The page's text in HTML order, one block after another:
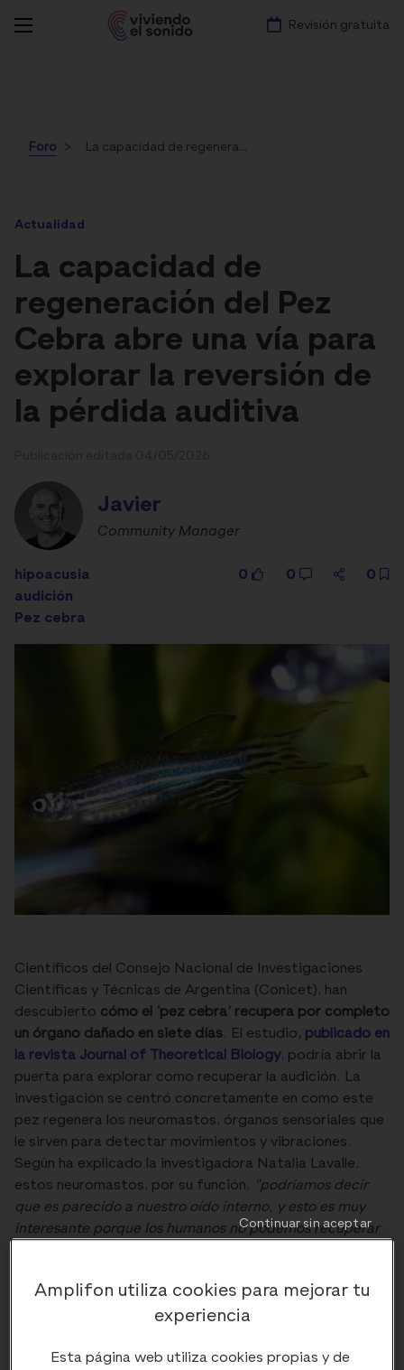
Revisión gratuita
Foro La capacidad de regeneración del Pez Cebra abre una vía para explorar la reversión de la pérdida auditiva
Actualidad
La capacidad de
regeneración del Pez
Cebra abre una vía para
explorar la reversión de
la pérdida auditiva
Javier
Community Manager
hipoacusia
audición
Pez cebra
0 0 0
Científicos del Consejo Nacional de Investigaciones
Científicas y Técnicas de Argentina (Conicet), han
descubierto cómo el ‘pez cebra’ recupera por completo
un órgano dañado en siete días. El estudio, publicado en
la revista Journal of Theoretical Biology, podría abrir la
puerta para explorar como recuperar la audición. La
investigación se centró concretamente en como este
pez regenera los neuromastos, órganos sensoriales que
le sirven para detectar movimientos y vibraciones.
Según ha explicado la investigadora Natalia Lavalle,
estos neuromastos, por su función, "podríamos decir
que es parecido a nuestro oído interno, y esto es muy
interesante porque los humanos no podemos recuperar
respuesta regenerativa y, lo más importante, cuándo y
Amplifon utiliza cookies para mejorar tu
experiencia
Esta página web utiliza cookies propias y de
Continuar sin aceptar